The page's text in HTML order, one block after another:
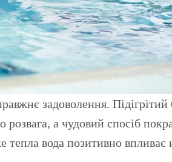
а чудовий спосіб
тепла вода позитивно впливає